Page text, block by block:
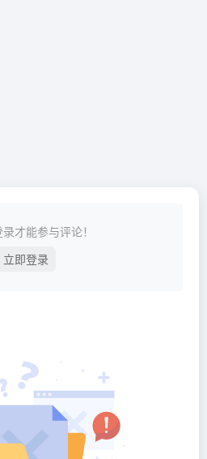
才能参与评论！
立即登录